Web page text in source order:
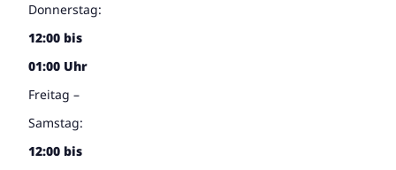
Donnerstag:
12:00 bis
01:00 Uhr
Freitag –
Samstag:
12:00 bis